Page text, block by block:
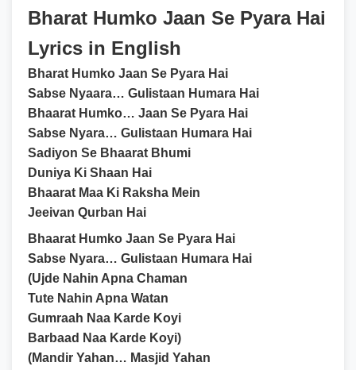
Bharat Humko Jaan Se Pyara Hai
Lyrics in English
Bharat Humko Jaan Se Pyara Hai
Sabse Nyaara… Gulistaan Humara Hai
Bhaarat Humko… Jaan Se Pyara Hai
Sabse Nyara… Gulistaan Humara Hai
Sadiyon Se Bhaarat Bhumi
Duniya Ki Shaan Hai
Bhaarat Maa Ki Raksha Mein
Jeeivan Qurban Hai
Bhaarat Humko Jaan Se Pyara Hai
Sabse Nyara… Gulistaan Humara Hai
(Ujde Nahin Apna Chaman
Tute Nahin Apna Watan
Gumraah Naa Karde Koyi
Barbaad Naa Karde Koyi)
(Mandir Yahan… Masjid Yahan